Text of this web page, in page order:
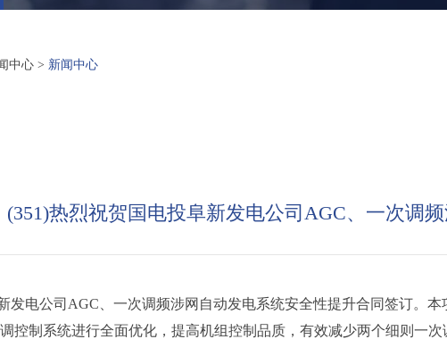
中心 > 新闻中心
(351)热烈祝贺国电投阜新发电公司AGC、一次调
电公司AGC、一次调频涉网自动发电系统安全性提升合同签订。
控制系统进行全面优化，提高机组控制品质，有效减少两个细则一次